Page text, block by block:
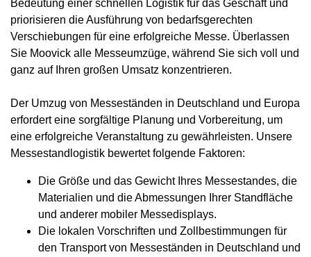
Bedeutung einer schnellen Logistik für das Geschäft und
priorisieren die Ausführung von bedarfsgerechten
Verschiebungen für eine erfolgreiche Messe. Überlassen
Sie Moovick alle Messeumzüge, während Sie sich voll und
ganz auf Ihren großen Umsatz konzentrieren.
Der Umzug von Messeständen in Deutschland und Europa
erfordert eine sorgfältige Planung und Vorbereitung, um
eine erfolgreiche Veranstaltung zu gewährleisten. Unsere
Messestandlogistik bewertet folgende Faktoren:
Die Größe und das Gewicht Ihres Messestandes, die
Materialien und die Abmessungen Ihrer Standfläche
und anderer mobiler Messedisplays.
Die lokalen Vorschriften und Zollbestimmungen für
den Transport von Messeständen in Deutschland und